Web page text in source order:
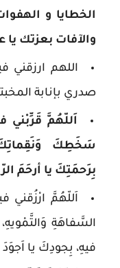
الخطايا و
والآفات بعزتك
اللهم
صدري بإنابة
اَللّهُمَّ قَرِّبْني
سَخَطِكَ
بِرَحمَتِكَ يا أرحَمَ
اَللّهُمَّ ارْزُقني
السَّفاهَةِ
فيهِ، بِجودِكَ يا اَجوَدَ